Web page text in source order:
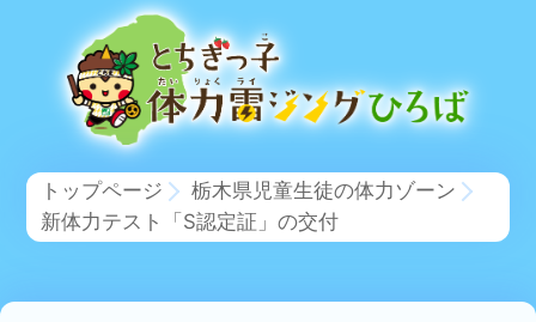
トップページ
栃木県児童生徒の体力ゾーン
新体力テスト「S認定証」の交付